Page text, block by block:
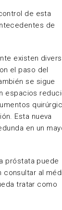
de esta
de
existen
el paso del
se sigue
espacios
Esta nueva
en un
próstata puede
consultar al
tratar como